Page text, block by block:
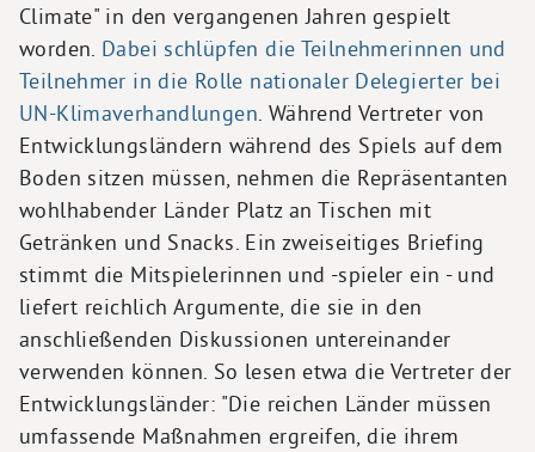
Climate" in den vergangenen Jahren gespielt
worden. Dabei schlüpfen die Teilnehmerinnen und
Teilnehmer in die Rolle nationaler Delegierter bei
UN-Klimaverhandlungen. Während Vertreter von
Entwicklungsländern während des Spiels auf dem
Boden sitzen müssen, nehmen die Repräsentanten
wohlhabender Länder Platz an Tischen mit
Getränken und Snacks. Ein zweiseitiges Briefing
stimmt die Mitspielerinnen und -spieler ein - und
liefert reichlich Argumente, die sie in den
anschließenden Diskussionen untereinander
verwenden können. So lesen etwa die Vertreter der
Entwicklungsländer: "Die reichen Länder müssen
umfassende Maßnahmen ergreifen, die ihrem